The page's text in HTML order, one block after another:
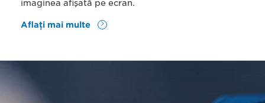
imaginea afişată pe ecran.
Aflaţi mai multe